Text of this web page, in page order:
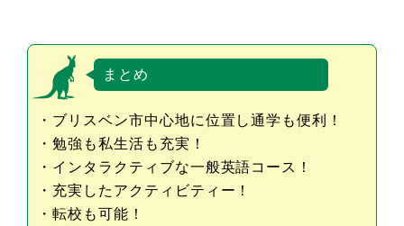
まとめ
・ブリスベン市中心地に位置し通学も便利！
・勉強も私生活も充実！
・インタラクティブな一般英語コース！
・充実したアクティビティー！
・転校も可能！